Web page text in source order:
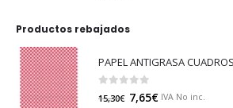
Productos rebajados
PAPEL ANTIGRASA
out of 5
15,30€ 7,65€ IVA No inc.